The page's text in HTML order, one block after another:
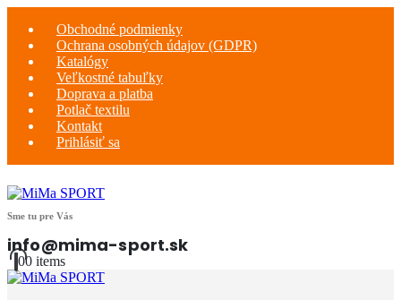
Obchodné podmienky
Ochrana osobných údajov (GDPR)
Katalógy
Veľkostné tabuľky
Doprava a platba
Potlač textilu
Kontakt
Prihlásiť sa
Sme tu pre Vás
info@mima-sport.sk
00 items